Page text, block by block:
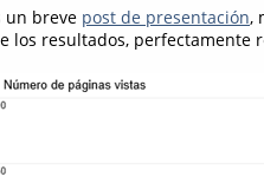
un breve post de presentación,
los resultados, perfectamente